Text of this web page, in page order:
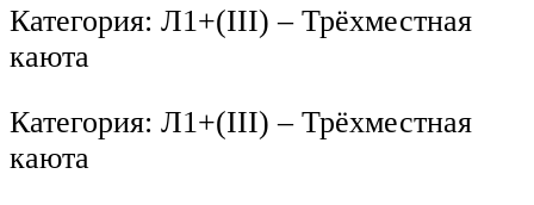
Категория: Л1+(III) – Трёхместная
каюта
Категория: Л1+(III) – Трёхместная
каюта